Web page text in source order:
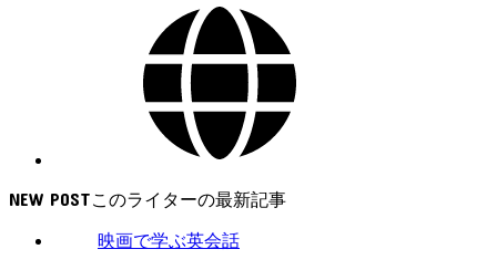
NEW POST
映画で学ぶ英会話